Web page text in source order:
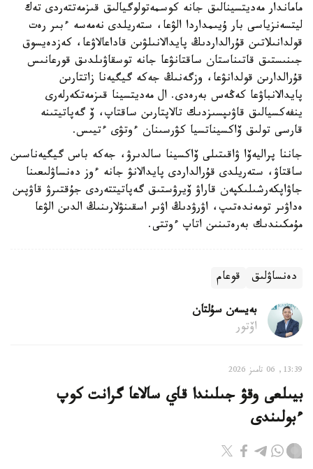
ماماندار مەديتسينالىق جانە كوسمەتولوگيالىق قىزمەتتەردى تەك
ليتسەنزياسى بار ۇيىمداردا الۋعا، ستەريلدى نەمەسە ءبىر رەت
قولدانىلاتىن قۇرالداردىڭ پايدالانىلۋىن قاداعالاۋعا، كەزدەيسوق
جىنىستىق قاتىناستان ساقتانۋعا جانە توسقاۋىلدىق قورعانىس
قۇرالدارىن قولدانۋعا، وزگەنىڭ جەكە گيگيەنا زاتتارىن
پايدالانباۋعا كەڭەس بەرەدى. ال مەديتسينا قىزمەتكەرلەرى
ينفەكسيالىق قاۋىپسىزدىك تالاپتارىن ساقتاپ، ۆ گەپاتيتىنە
قارسى تولىق ۆاكسيناتسيا كۋرسىنان ءوتۋى ءتيىس.
جاننا پراليەۆا ۋاقىتىلى ۆاكسينا سالدىرۋ، جەكە باس گيگيەناسىن
ساقتاۋ، ستەريلدى قۇرالداردى پايدالانۋ جانە ءوز دەنساۋلىعىنا
جاۋاپكەرشىلىكپەن قاراۋ ۆيرۋستىق گەپاتيتتەردى جۇقتىرۋ قاۋپىن
ەداۋىر تومەندەتىپ، اۋرۋدىڭ اۋىر اسقىنۋلارىنىڭ الدىن الۋعا
مۇمكىندىك بەرەتىنىن اتاپ ءوتتى.
دەنساۋلىق قوعام
بەيسەن سۇلتان
اۆتور
13:39, 06 تامىز 2026
بيىلعى وقۋ جىلىندا قاي سالاعا گرانت كوپ
ءبولىندى